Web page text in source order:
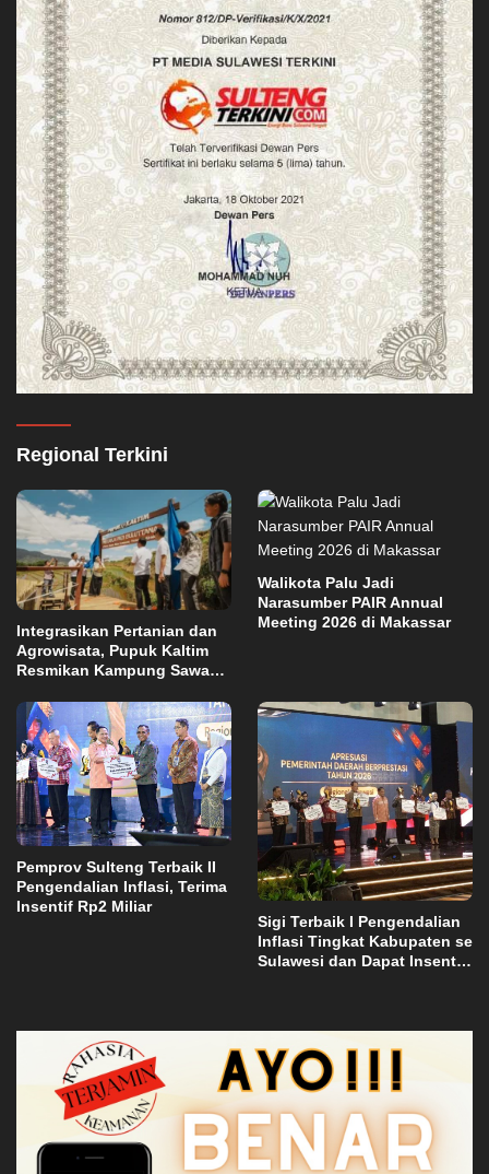
Regional Terkini
Integrasikan Pertanian dan
Agrowisata, Pupuk Kaltim
Resmikan Kampung Sawah
Walikota Palu Jadi
Narasumber PAIR Annual
Meeting 2026 di Makassar
Pemprov Sulteng Terbaik II
Pengendalian Inflasi, Terima
Insentif Rp2 Miliar
Sigi Terbaik I Pengendalian
Inflasi Tingkat Kabupaten se
Sulawesi dan Dapat Insentif